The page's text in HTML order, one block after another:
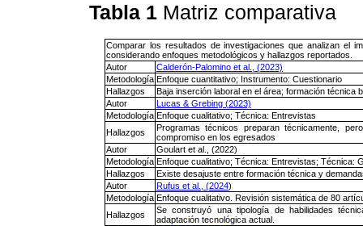
Tabla 1 Matriz comparativa
Comparar los resultados de investigaciones que analizan el
considerando enfoques metodológicos y hallazgos reportados.
Autor
Calderón-Palomino et al., (2023)
Metodología Enfoque cuantitativo; Instrumento: Cuestionario
Hallazgos
Baja inserción laboral en el área; formación
Autor
Lucas & Grebing (2023)
Metodología Enfoque cualitativo; Técnica: Entrevistas
Hallazgos
Programas técnicos preparan técnicamente,
compromiso en los egresados
Autor
Goulart et al., (2022)
Metodología Enfoque cualitativo; Técnica: Entrevistas; Técnica:
Hallazgos
Existe desajuste entre formación técnica y
Autor
Rufus et al., (2024)
Metodología Enfoque cualitativo. Revisión sistemática de 80
Hallazgos
Se construyó una tipología de habilidades
adaptación tecnológica actual.